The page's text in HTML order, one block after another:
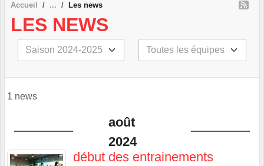
Accueil Les news
LES NEWS
1 news
août
2024
début des entrainements